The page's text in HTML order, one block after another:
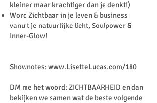
kleiner maar krachtiger dan je denkt!)
Word Zichtbaar in je leven & business
vanuit je natuurlijke licht, Soulpower &
Inner-Glow!
Shownotes: www.LisetteLucas.com/180
DM me het woord: ZICHTBAARHEID en dan
bekijken we samen wat de beste volgende